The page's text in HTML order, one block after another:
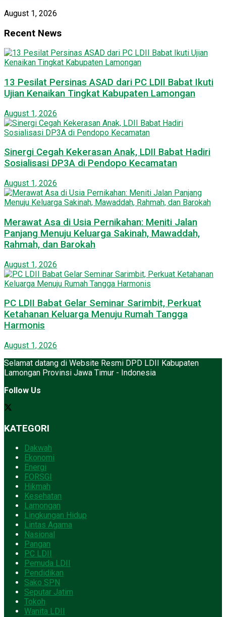
August 1, 2026
Recent News
13 Pesilat Persinas ASAD dari PC LDII Babat Ikuti
Ujian Kenaikan Tingkat Kabupaten Lamongan
August 1, 2026
Sinergi Cegah Kekerasan Anak, LDII Babat Hadiri
Sosialisasi DP3A di Pendopo Kecamatan
August 1, 2026
Merawat Asa di Usia Pernikahan: Meniti Jalan
Panjang Menuju Keluarga Sakinah, Mawaddah,
Rahmah, dan Barokah
August 1, 2026
PC LDII Babat Gelar Seminar Sarimbit, Perkuat
Ketahanan Keluarga Menuju Rumah Tangga
Harmonis
August 1, 2026
Selamat datang di Website Resmi DPD LDII Kabupaten
Lamongan Provinsi Jawa Timur - Indonesia
Follow Us
KATEGORI
Dakwah
Ekonomi
Energi
FORSGI
Hikmah
Kesehatan
Lamongan
Lingkungan Hidup
Lintas Agama
Nasional
Pangan
PC LDII
Pemuda LDII
Pendidikan
Sako SPN
Seputar Jatim
Tokoh
Wanita LDII